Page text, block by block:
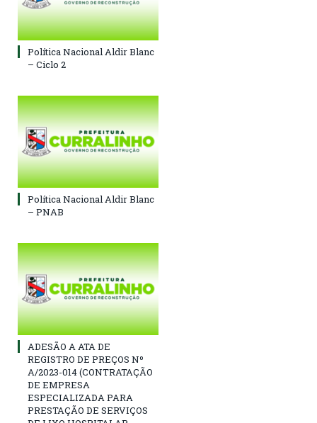
Política Nacional Aldir Blanc
– Ciclo 2
Política Nacional Aldir Blanc
– PNAB
ADESÃO A ATA DE
REGISTRO DE PREÇOS Nº
A/2023-014 (CONTRATAÇÃO
DE EMPRESA
ESPECIALIZADA PARA
PRESTAÇÃO DE SERVIÇOS